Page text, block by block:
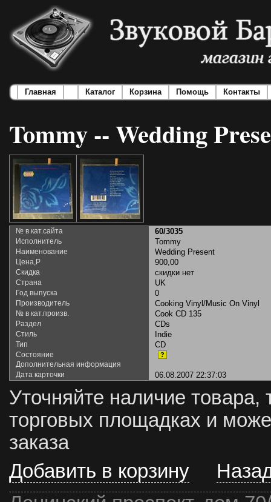
Главная Каталог Корзина Помощь Контакты
Tommy -- Wedding
№ в кат.сайта 60/3035
Исполнитель Tommy
Наименование Wedding Present
Цена,Р 900,00
Скидка скидки нет
Страна UK
Год выпуска 0
Производитель Cooking Vinyl/Music On Vinyl
№ в кат.произв. Cook CD 135
Раздел CDs
Стиль Indie
Тип CD
Состояние ?
Дополнительная информация
Дата карточки
06.08.2007 22:37:03
Уточняйте наличие товара,
торговых площадках и
заказа
Добавить в корзину